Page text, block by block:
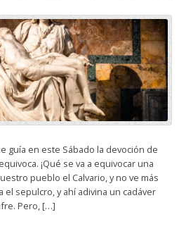
guía en este Sábado la devoción de
¡Qué se va a equivocar una
pueblo el Calvario, y no ve más
sepulcro, y ahí adivina un cadáver
Pero, […]